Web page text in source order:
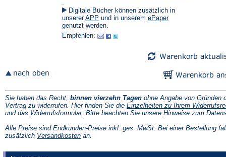
in
einem
neuen
Tab)
.
Digitale Bücher können zusätzlich in
unsererAPP (Öffnet
in
neuen
und in unserem ePaper(Öffnet
genutzt werden.
Empfehlen:
Sie haben das Recht, binnen vierzehn Tagen ohne Angabe von Gründen
Vertrag zu widerrufen. Hier finden Sie die Einzelheiten zu Ihrem
und das Widerrufsformular(Öffnet
einem
neuen
. Bitte beachten Sie unsere Hinweise zum
Alle Preise sind Endkunden-Preise inkl. ges. MwSt. Bei einer Bestellung
zusätzlich Versandkosten(Öffnet
an.